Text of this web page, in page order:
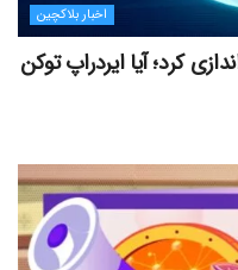
اخبار بلاکچین
کرد؛ آیا ایردراپ توکن